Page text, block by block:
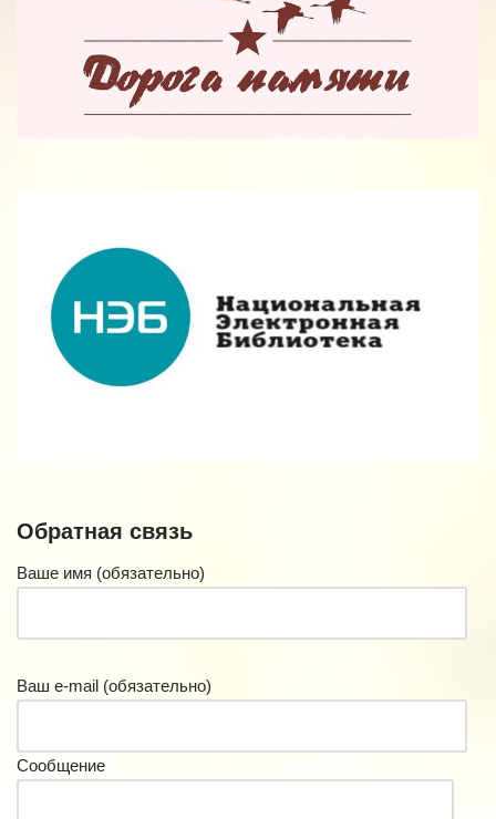
Обратная связь
Ваше имя (обязательно)
Ваш e-mail (обязательно)
Сообщение